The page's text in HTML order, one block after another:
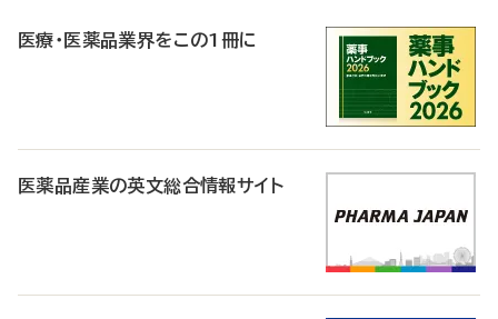
医療・医薬品業界をこの1冊に
医薬品産業の英文総合情報サイト